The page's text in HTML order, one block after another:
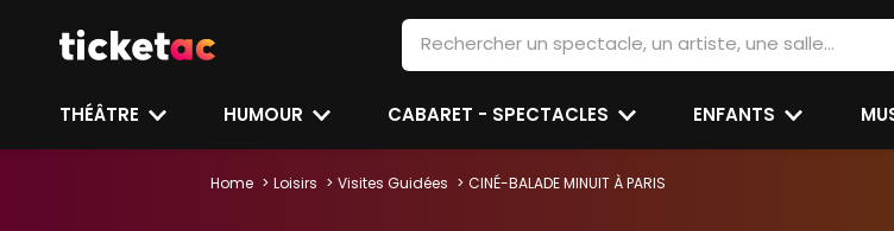
THÉÂTRE HUMOUR CABARET - SPECTACLES ENFANTS
Home Loisirs Visites Guidées CINÉ-BALADE MINUIT À PARIS